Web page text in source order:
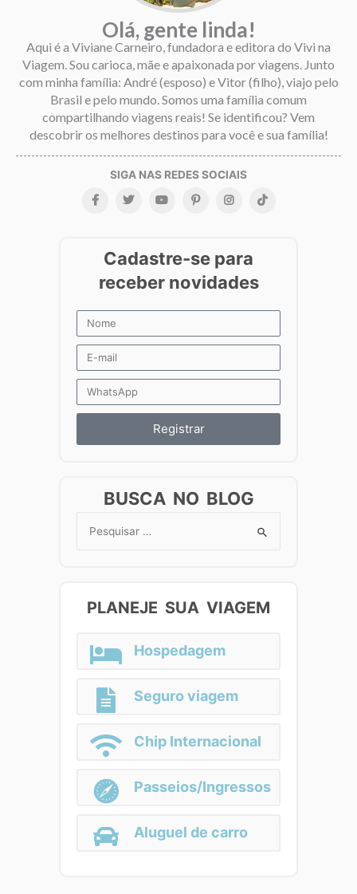
Olá, gente linda!
Aqui é a Viviane Carneiro, fundadora e editora do Vivi na
Viagem. Sou carioca, mãe e apaixonada por viagens. Junto
com minha família: André (esposo) e Vitor (filho), viajo pelo
Brasil e pelo mundo. Somos uma família comum
compartilhando viagens reais! Se identificou? Vem
descobrir os melhores destinos para você e sua família!
Registrar
BUSCA NO BLOG
Search
PLANEJE SUA VIAGEM
Hospedagem
Seguro viagem
Chip Internacional
Passeios/Ingressos
Aluguel de carro